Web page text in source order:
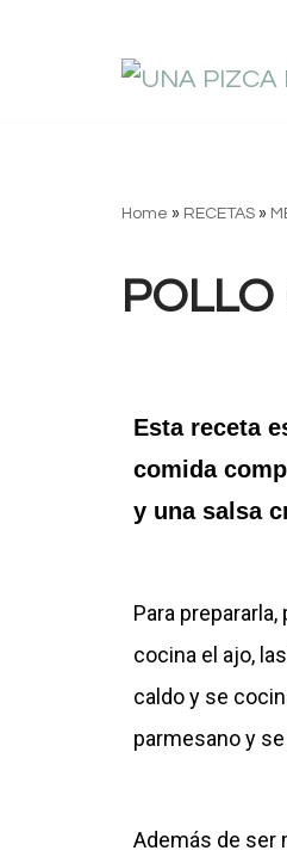
Home » RECETAS »
Esta receta
comida
y una salsa
Para
cocina el ajo,
caldo y se
parmesano y
Además de ser